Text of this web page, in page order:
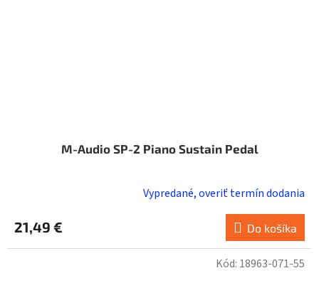
M-Audio SP-2 Piano Sustain Pedal
Vypredané, overiť termín dodania
21,49 € Do košíka
Kód: 18963-071-55